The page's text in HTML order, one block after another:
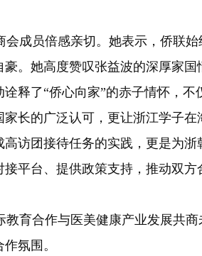
员倍感亲切。她表示，侨联始
。她高度赞叹张益波的深厚家
释了“侨心向家”的赤子情怀，不
长的广泛认可，更让浙江学子
访团接待任务的实践，更是为
平台、提供政策支持，推动双方
合作与医美健康产业发展共商
氛围。